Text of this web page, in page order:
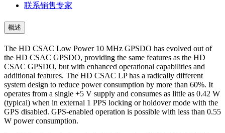
联系销售专家
概述
The HD CSAC Low Power 10 MHz GPSDO has evolved out of
the HD CSAC GPSDO, providing the same features as the HD
CSAC GPSDO, but with enhanced operational capabilities and
additional features. The HD CSAC LP has a radically different
system design to reduce power consumption by more than 60%. It
operates from a single +5 V supply and consumes as little as 0.42 W
(typical) when in external 1 PPS locking or holdover mode with the
GPS disabled. GPS-enabled operation is possible with less than 0.55
W power consumption.